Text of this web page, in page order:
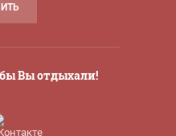
Вы отдыхали!